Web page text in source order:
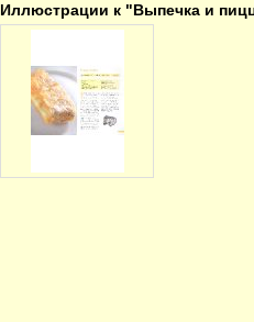
Иллюстрации к "Выпечка и